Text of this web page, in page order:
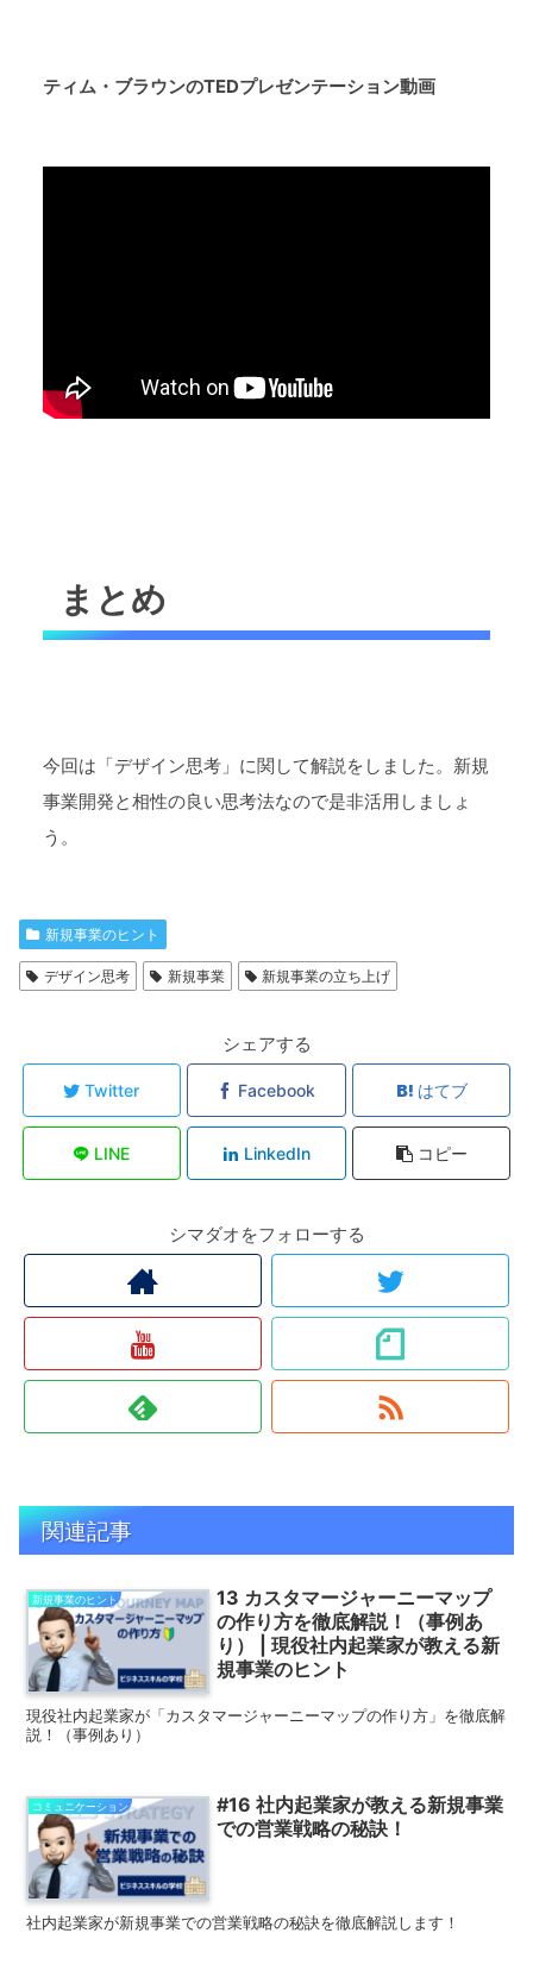
ティム・ブラウンのTEDプレゼンテーション動画
まとめ
今回は「デザイン思考」に関して解説をしました。新規
事業開発と相性の良い思考法なので是非活用しましょ
う。
新規事業のヒント
デザイン思考 新規事業 新規事業の立ち上げ
シェアする
Twitter Facebook はてブ
LINE LinkedIn コピー
シマダオをフォローする
関連記事
新規事業のヒント
13 カスタマージャーニーマップ
の作り方を徹底解説！（事例あ
り） | 現役社内起業家が教える新
規事業のヒント
現役社内起業家が「カスタマージャーニーマップの作り方」を徹底解
説！（事例あり）
コミュニケーション
#16 社内起業家が教える新規事業
での営業戦略の秘訣！
社内起業家が新規事業での営業戦略の秘訣を徹底解説します！